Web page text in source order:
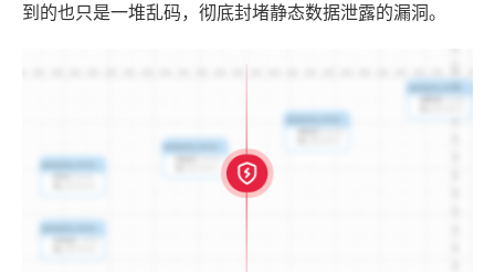
到的也只是一堆乱码，彻底封堵静态数据泄露的漏洞。